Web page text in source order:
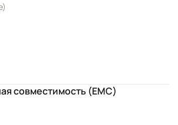
совместимость (EMC)